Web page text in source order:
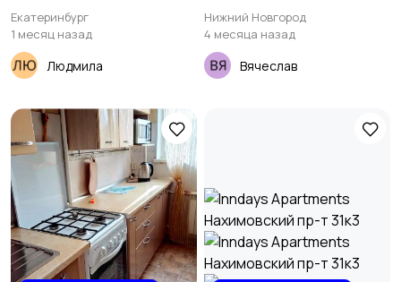
Космонавтов 11 в
Екатеринбург
1 месяц назад
Людмила
Нижний Новгород
4 месяца назад
Вячеслав